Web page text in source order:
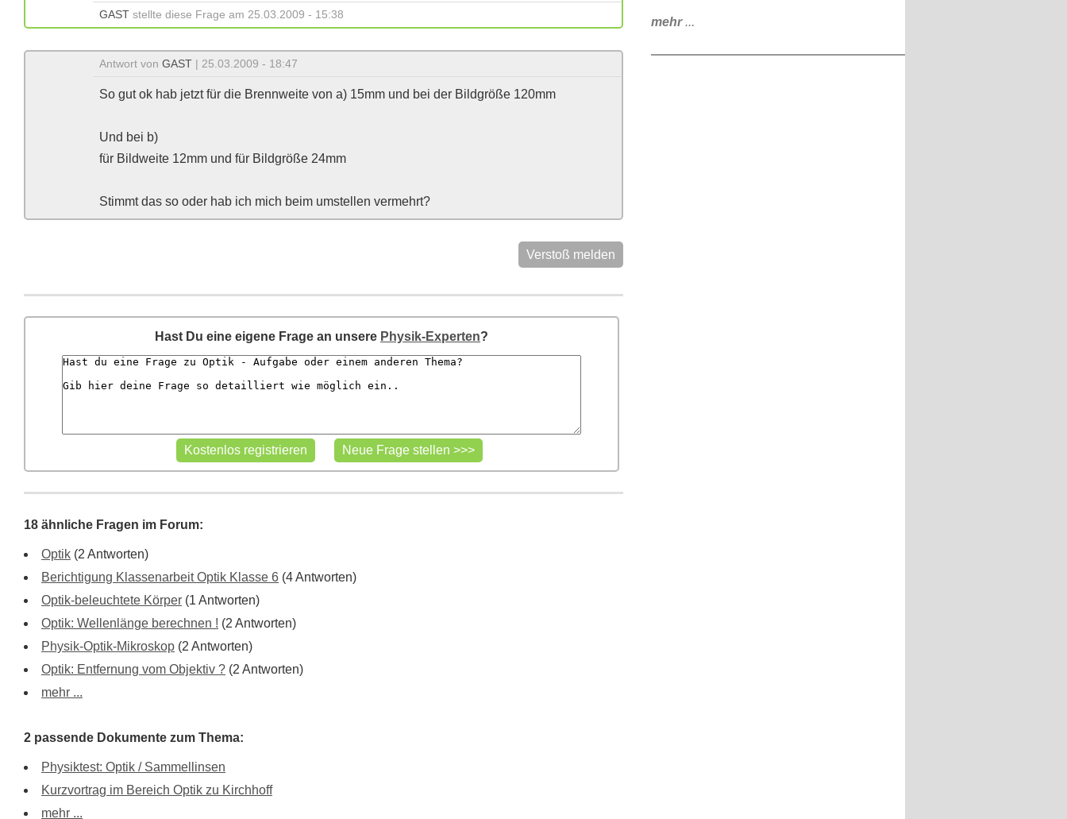
GAST stellte diese Frage am 25.03.2009 - 15:38
Antwort von GAST | 25.03.2009 - 18:47
So gut ok hab jetzt für die Brennweite von a) 15mm und bei der Bildgröße 120mm
Und bei b)
für Bildweite 12mm und für Bildgröße 24mm
Stimmt das so oder hab ich mich beim umstellen vermehrt?
Verstoß melden
Hast Du eine eigene Frage an unsere Physik-Experten?
18 ähnliche Fragen im Forum:
Optik (2 Antworten)
Berichtigung Klassenarbeit Optik Klasse 6 (4 Antworten)
Optik-beleuchtete Körper (1 Antworten)
Optik: Wellenlänge berechnen ! (2 Antworten)
Physik-Optik-Mikroskop (2 Antworten)
Optik: Entfernung vom Objektiv ? (2 Antworten)
mehr ...
2 passende Dokumente zum Thema:
Physiktest: Optik / Sammellinsen
Kurzvortrag im Bereich Optik zu Kirchhoff
mehr ...
mehr...